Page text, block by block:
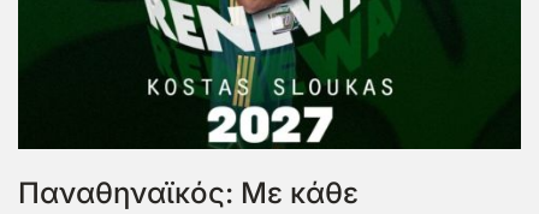
Παναθηναϊκός: Με κάθε